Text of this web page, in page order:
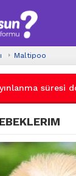
Maltipoo